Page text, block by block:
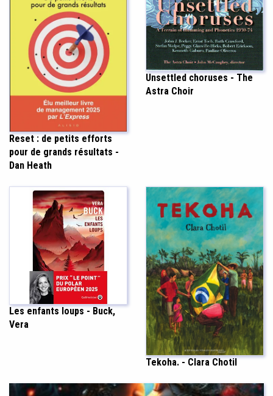
Reset : de petits efforts
pour de grands résultats -
Dan Heath
Unsettled choruses - The
Astra Choir
Les enfants loups - Buck,
Vera
Tekoha. - Clara Chotil